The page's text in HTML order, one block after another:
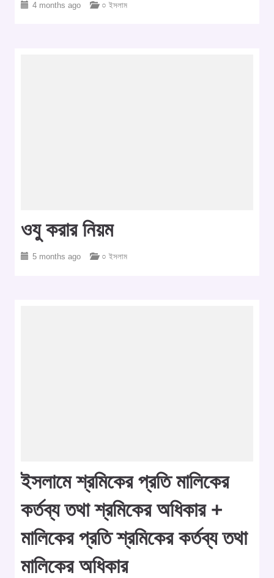
4 months ago ○ ইসলাম
ওযু করার নিয়ম
5 months ago ○ ইসলাম
ইসলামে শ্রমিকের প্রতি মালিকের
কর্তব্য তথা শ্রমিকের অধিকার +
মালিকের প্রতি শ্রমিকের কর্তব্য তথা
মালিকের অধিকার